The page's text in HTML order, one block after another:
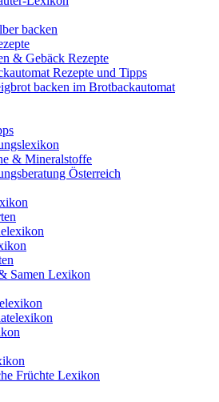
backen
& Gebäck Rezepte
Rezepte und Tipps
backen im Brotbackautomat
& Mineralstoffe
Österreich
Samen Lexikon
Früchte Lexikon